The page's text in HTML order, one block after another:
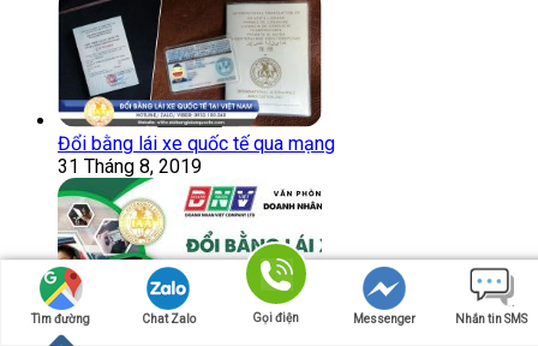
Đổi bằng lái xe quốc tế qua mạng
31 Tháng 8, 2019
Tìm đường Chat Zalo Gọi điện Messenger Nhắn tin SMS